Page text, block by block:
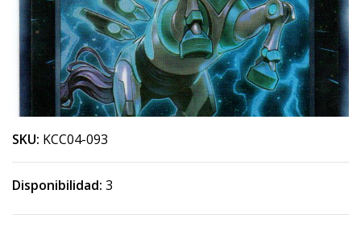
SKU: KCC04-093
Disponibilidad: 3